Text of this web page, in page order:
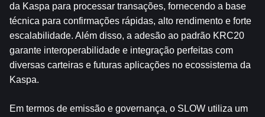
da Kaspa para processar transações, fornecendo a base
técnica para confirmações rápidas, alto rendimento e forte
escalabilidade. Além disso, a adesão ao padrão KRC20
garante interoperabilidade e integração perfeitas com
diversas carteiras e futuras aplicações no ecossistema da
Kaspa.
Em termos de emissão e governança, o SLOW utiliza um